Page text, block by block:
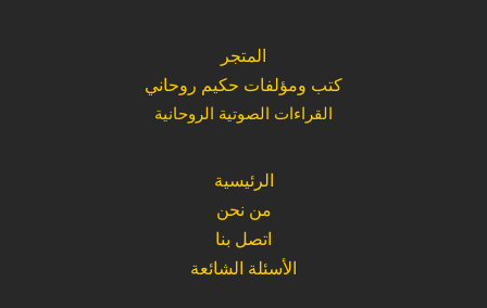
المتجر
كتب ومؤلفات حكيم روحاني
القراءات الصوتية الروحانية
الرئيسية
من نحن
اتصل بنا
الأسئلة الشائعة